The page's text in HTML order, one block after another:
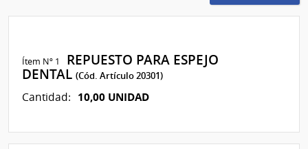
Ítem Nº 1
REPUESTO PARA ESPEJO
DENTAL(Cód. Artículo 20301)
Cantidad: 10,00 UNIDAD